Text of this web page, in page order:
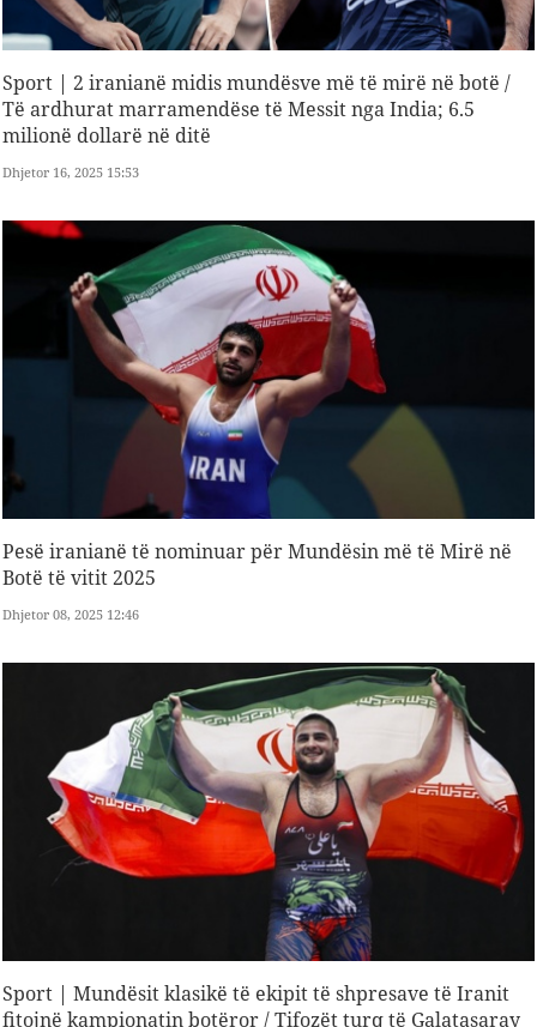
Sport | 2 iranianë midis mundësve më të mirë në botë /
Të ardhurat marramendëse të Messit nga India; 6.5
milionë dollarë në ditë
Dhjetor 16, 2025 15:53
Pesë iranianë të nominuar për Mundësin më të Mirë në
Botë të vitit 2025
Dhjetor 08, 2025 12:46
Sport | Mundësit klasikë të ekipit të shpresave të Iranit
fitojnë kampionatin botëror / Tifozët turq të Galatasaray